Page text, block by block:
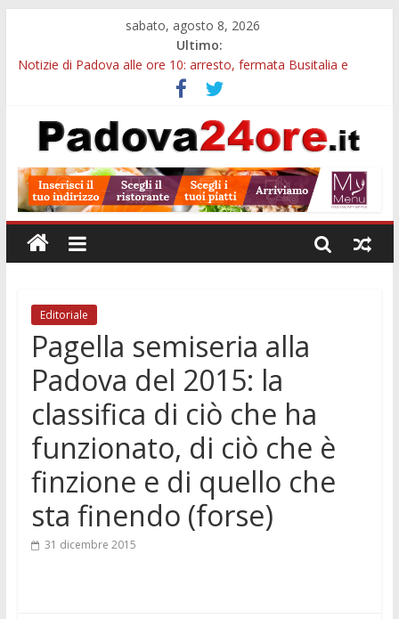
sabato, agosto 8, 2026
Ultimo:
Notizie di Padova alle ore 10: arresto, fermata Busitalia e
Notizie di Padova alle ore 23: maltrattamenti, arresto a
Limena e progetto Cool Shop
Bando sicurezza urbana Veneto: 650mila euro per Comuni e
Sicurezza esodo estivo Padova: più controlli su strade, stazioni
e treni
Bonus trasporto pubblico Veneto: 200 euro per l’abbonamento
annuale
Editoriale
Pagella semiseria alla
Padova del 2015: la
classifica di ciò che ha
funzionato, di ciò che è
finzione e di quello che
sta finendo (forse)
31 dicembre 2015